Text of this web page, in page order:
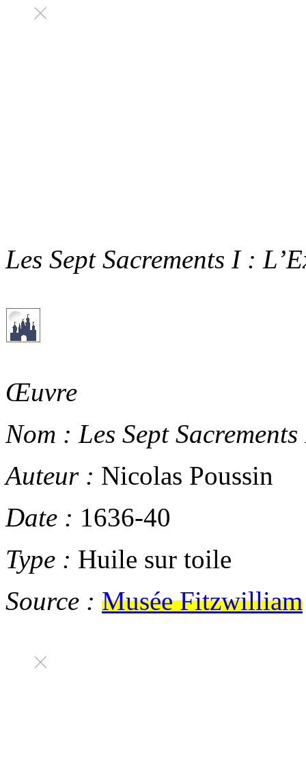
Les Sept Sacrements I :
Œuvre
Nom : Les Sept
Auteur : Nicolas Poussin
Date : 1636-40
Type : Huile sur toile
Source : Musée Fitzwilliam